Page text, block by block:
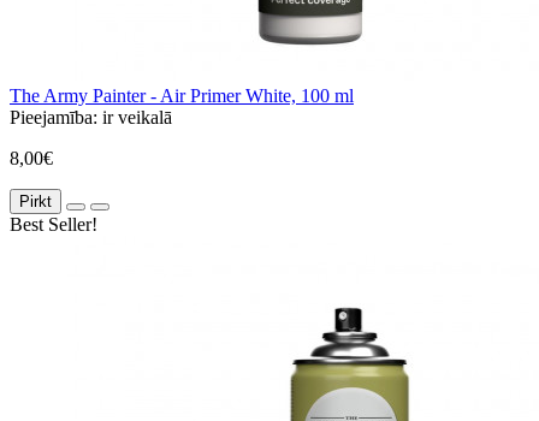
The Army Painter - Air Primer White, 100 ml
Pieejamība: ir veikalā
8,00€
Pirkt
Best Seller!